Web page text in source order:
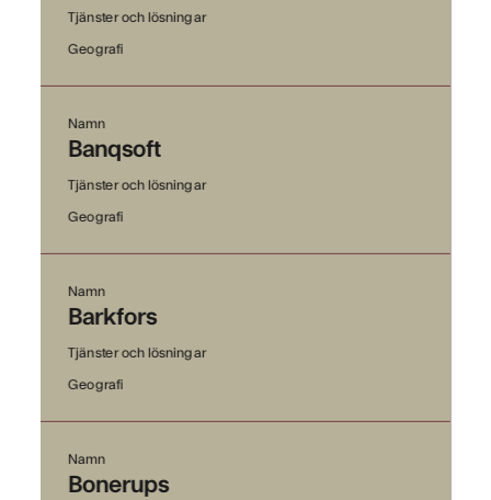
Tjänster och lösningar
Geografi
Namn
Banqsoft
Tjänster och lösningar
Geografi
Namn
Barkfors
Tjänster och lösningar
Geografi
Namn
Bonerups